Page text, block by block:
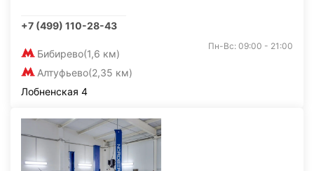
+7 (499) 110-28-43
Бибирево(1,6 км)
Алтуфьево(2,35 км)
Пн-Вс: 09:00 - 21:00
Лобненская 4